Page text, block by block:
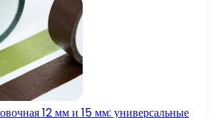
12 мм и 15 мм: универсальные